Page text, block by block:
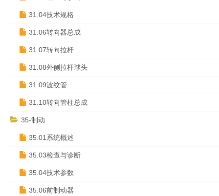
31.04技术规格
31.06转向器总成
31.07转向拉杆
31.08外侧拉杆球头
31.09波纹管
31.10转向管柱总成
35-制动
35.01系统概述
35.03检查与诊断
35.04技术参数
35.06前制动器